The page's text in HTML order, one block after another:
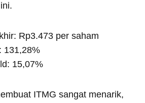
Rp3.473 per saham
131,28%
15,07%
ITMG sangat menarik,